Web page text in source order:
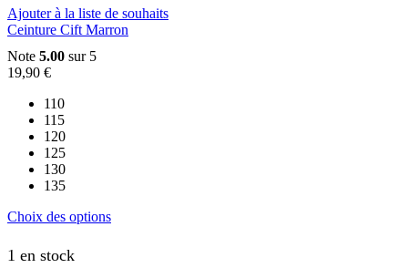
du
produit
Ajouter à la liste de souhaits
Ceinture Cift Marron
Note 5.00 sur 5
19,90 €
110
115
120
125
130
135
Choix des optionsCe
1 en stock